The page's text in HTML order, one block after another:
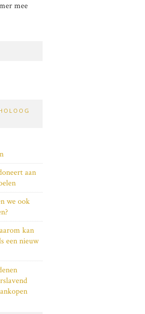
mee
aan
we ook
kan
een nieuw